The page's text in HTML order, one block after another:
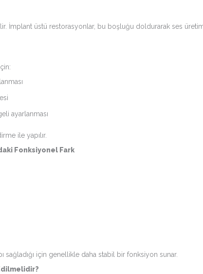
İmplant üstü restorasyonlar, bu boşluğu doldurarak ses
ayarlanması
ile yapılır.
Fonksiyonel Fark
sağladığı için genellikle daha stabil bir fonksiyon sunar.